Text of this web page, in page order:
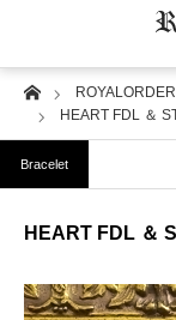
Home
HEART FDL ＆
Bracelet
HEART FDL ＆
Category
Motif
Material